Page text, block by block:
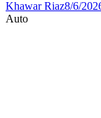
Khawar Riaz8/6/
Auto